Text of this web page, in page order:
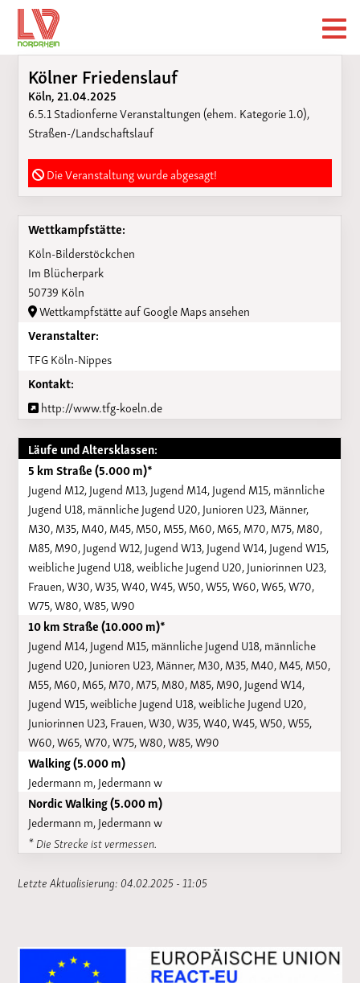
Kölner Friedenslauf
Köln, 21.04.2025
6.5.1 Stadionferne Veranstaltungen (ehem. Kategorie 1.0),
Straßen-/Landschaftslauf
Die Veranstaltung wurde abgesagt!
Wettkampfstätte:
Köln-Bilderstöckchen
Im Blücherpark
50739 Köln
Wettkampfstätte auf Google Maps ansehen
Veranstalter:
TFG Köln-Nippes
Kontakt:
http://www.tfg-koeln.de
Läufe und Altersklassen:
5 km Straße (5.000 m)*
Jugend M12, Jugend M13, Jugend M14, Jugend M15, männliche
Jugend U18, männliche Jugend U20, Junioren U23, Männer,
M30, M35, M40, M45, M50, M55, M60, M65, M70, M75, M80,
M85, M90, Jugend W12, Jugend W13, Jugend W14, Jugend W15,
weibliche Jugend U18, weibliche Jugend U20, Juniorinnen U23,
Frauen, W30, W35, W40, W45, W50, W55, W60, W65, W70,
W75, W80, W85, W90
10 km Straße (10.000 m)*
Jugend M14, Jugend M15, männliche Jugend U18, männliche
Jugend U20, Junioren U23, Männer, M30, M35, M40, M45, M50,
M55, M60, M65, M70, M75, M80, M85, M90, Jugend W14,
Jugend W15, weibliche Jugend U18, weibliche Jugend U20,
Juniorinnen U23, Frauen, W30, W35, W40, W45, W50, W55,
W60, W65, W70, W75, W80, W85, W90
Walking (5.000 m)
Jedermann m, Jedermann w
Nordic Walking (5.000 m)
Jedermann m, Jedermann w
* Die Strecke ist vermessen.
Letzte Aktualisierung: 04.02.2025 - 11:05